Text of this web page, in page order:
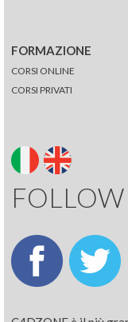
FORMAZIONE
CORSI ONLINE
CORSI PRIVATI
FOLLOW